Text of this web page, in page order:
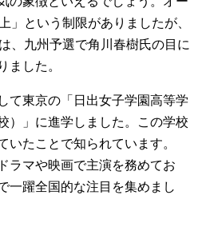
」という制限がありましたが、
、九州予選で角川春樹氏の目に
ました。
て東京の「日出女子学園高等学
）」に進学しました。この学校
いたことで知られています。
ラマや映画で主演を務めてお
一躍全国的な注目を集めまし